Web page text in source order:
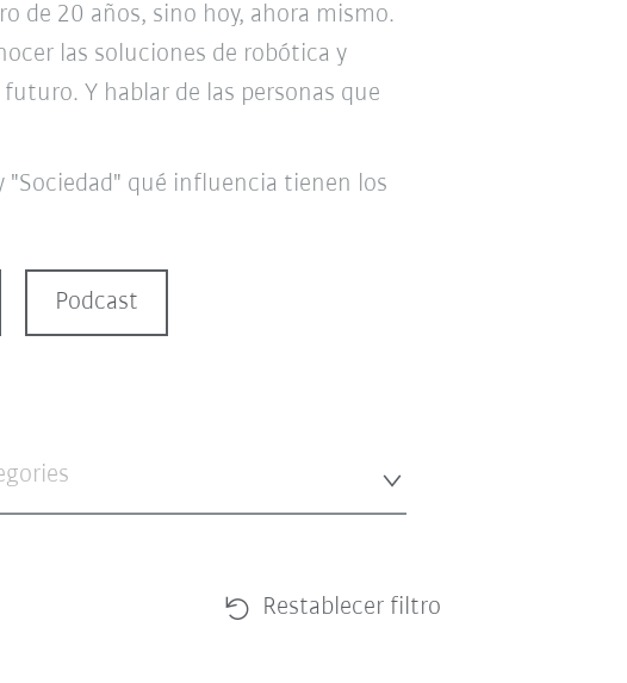
de 20 años, sino hoy, ahora mismo.
las soluciones de robótica y
Y hablar de las personas que
"Sociedad" qué influencia tienen los
Podcast
Restablecer filtro